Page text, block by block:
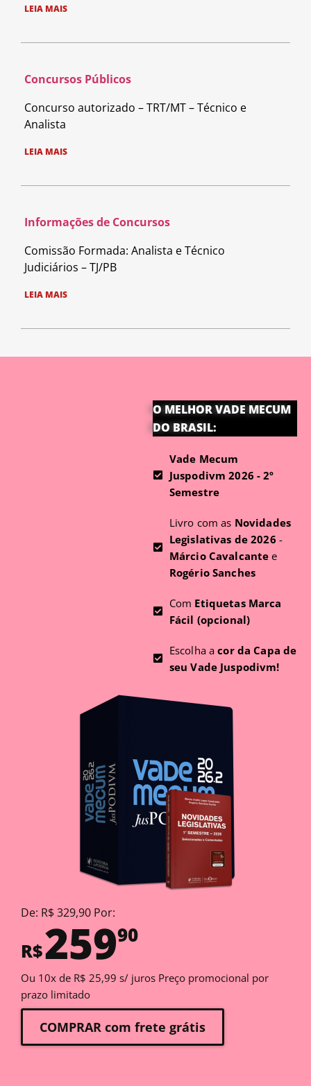
LEIA MAIS
Concursos Públicos
Concurso autorizado – TRT/MT – Técnico e
Analista
LEIA MAIS
Informações de Concursos
Comissão Formada: Analista e Técnico
Judiciários – TJ/PB
LEIA MAIS
O MELHOR VADE MECUM
DO BRASIL:
Vade Mecum
Juspodivm 2026 - 2º
Semestre
Livro com as Novidades
Legislativas de 2026 -
Márcio Cavalcante e
Rogério Sanches
Com Etiquetas Marca
Fácil (opcional)
Escolha acor da Capa de
seu Vade Juspodivm!
De: R$ 329,90 Por:
R$25990
Ou 10x de R$ 25,99 s/ juros Preço promocional por
prazo limitado
COMPRAR com frete grátis